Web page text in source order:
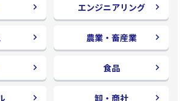
エンジニアリング
農業・畜産業
食品
卸・商社